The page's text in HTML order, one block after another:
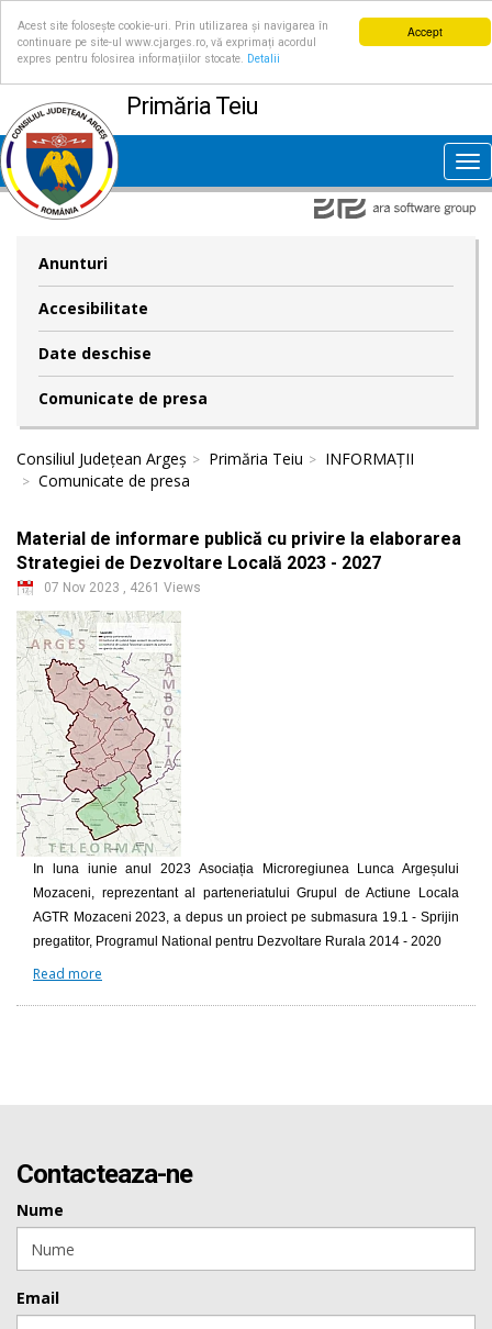
Accept
Acest site folosește cookie-uri. Prin utilizarea și navigarea în
continuare pe site-ul www.cjarges.ro, vă exprimați acordul
expres pentru folosirea informațiilor stocate.
Detalii
Primăria Teiu
Anunturi
Accesibilitate
Date deschise
Comunicate de presa
Consiliul Județean Argeș Primăria Teiu
INFORMAȚII
Comunicate de presa
Material de informare publică cu privire la elaborarea
Strategiei de Dezvoltare Locală 2023 - 2027
07 Nov 2023 , 4261 Views
In luna iunie anul 2023 Asociația Microregiunea Lunca Argeșului
Mozaceni, reprezentant al parteneriatului Grupul de Actiune Locala
AGTR Mozaceni 2023, a depus un proiect pe submasura 19.1 - Sprijin
pregatitor, Programul National pentru Dezvoltare Rurala 2014 - 2020
Read more
Contacteaza-ne
Nume
Email